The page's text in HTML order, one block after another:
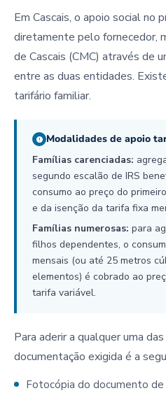
Em Cascais, o apoio social no
diretamente pelo fornecedor,
de Cascais (CMC) através de
entre as duas entidades.
tarifário familiar.
Modalidades de apoio
Famílias carenciadas:
segundo escalão de IRS
consumo ao preço do
e da isenção da tarifa fixa
Famílias numerosas: para
filhos dependentes, o
mensais (ou até 25 metros
elementos) é cobrado ao
tarifa variável.
Para aderir a qualquer uma
documentação exigida é a
Fotocópia do documento